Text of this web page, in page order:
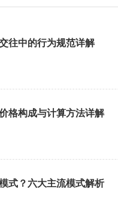
往中的行为规范详解
格构成与计算方法详解
式？六大主流模式解析